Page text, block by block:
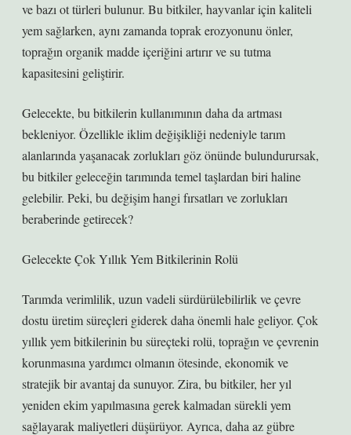
ve bazı ot türleri bulunur. Bu bitkiler, hayvanlar için kaliteli
yem sağlarken, aynı zamanda toprak erozyonunu önler,
toprağın organik madde içeriğini artırır ve su tutma
kapasitesini geliştirir.
Gelecekte, bu bitkilerin kullanımının daha da artması
bekleniyor. Özellikle iklim değişikliği nedeniyle tarım
alanlarında yaşanacak zorlukları göz önünde bulundurursak,
bu bitkiler geleceğin tarımında temel taşlardan biri haline
gelebilir. Peki, bu değişim hangi fırsatları ve zorlukları
beraberinde getirecek?
Gelecekte Çok Yıllık Yem Bitkilerinin Rolü
Tarımda verimlilik, uzun vadeli sürdürülebilirlik ve çevre
dostu üretim süreçleri giderek daha önemli hale geliyor. Çok
yıllık yem bitkilerinin bu süreçteki rolü, toprağın ve çevrenin
korunmasına yardımcı olmanın ötesinde, ekonomik ve
stratejik bir avantaj da sunuyor. Zira, bu bitkiler, her yıl
yeniden ekim yapılmasına gerek kalmadan sürekli yem
sağlayarak maliyetleri düşürüyor. Ayrıca, daha az gübre